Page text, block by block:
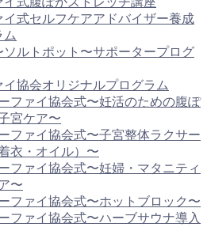
イ式セルフケアアドバイザー養成
ム
ソルトポット〜サポータープログ
イ協会オリジナルプログラム
ファイ協会式〜妊活のための腹ぽ
宮ケア〜
ファイ協会式〜子宮整体ラクサー
着衣・オイル）〜
ファイ協会式〜妊婦・マタニティ
〜
ファイ協会式〜ホットブロック〜
ファイ協会式〜ハーブサウナ導入